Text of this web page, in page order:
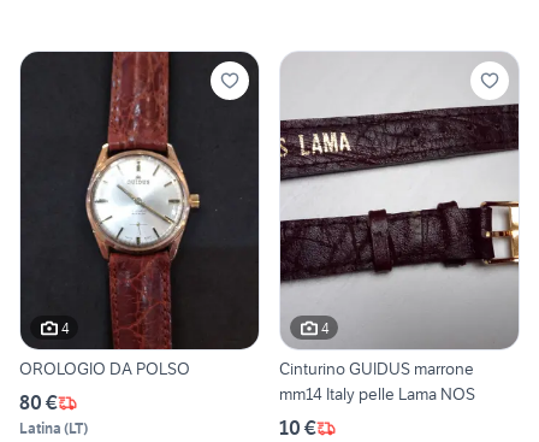
4
OROLOGIO DA POLSO
80 €
Latina (LT)
4
Cinturino GUIDUS marrone
mm14 Italy pelle Lama NOS
10 €